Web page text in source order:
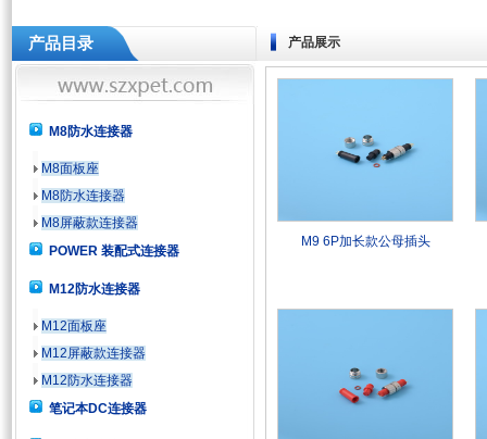
产品目录
M8防水连接器
M8面板座
M8防水连接器
M8屏蔽款连接器
POWER 装配式连接器
M12防水连接器
M12面板座
M12屏蔽款连接器
M12防水连接器
笔记本DC连接器
产品展示
M9 6P加长款公母插头